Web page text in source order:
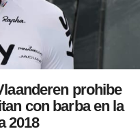
prohibe
con barba en la
2018